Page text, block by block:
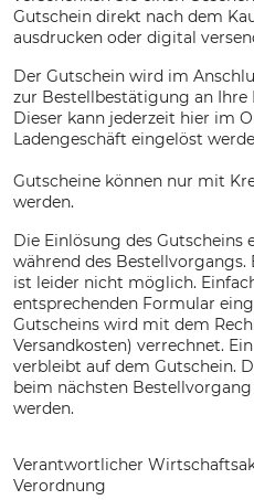
Gutschein direkt nach dem
ausdrucken oder digital
Der Gutschein wird im
zur Bestellbestätigung an Ihre
Dieser kann jederzeit hier im
Ladengeschäft eingelöst
Gutscheine können nur mit
werden.
Die Einlösung des Gutscheins
während des
ist leider nicht möglich.
entsprechenden Formular
Gutscheins wird mit dem
Versandkosten) verrechnet.
verbleibt auf dem Gutschein.
beim nächsten
werden.
Verantwortlicher
Verordnung